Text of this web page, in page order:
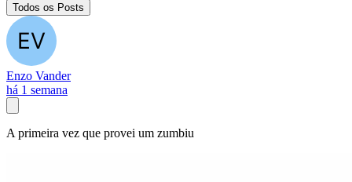
Todos os Posts
Enzo Vander
há 1 semana
A primeira vez que provei um zumbiu